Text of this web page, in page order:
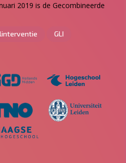
2019 is de Gecombineerde
GLI